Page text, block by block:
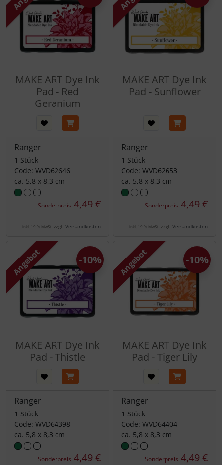
MAKE ART Dye Ink
Pad - Red
Geranium
Ranger
1 Stück
Code: WVD62646
ca. 5,8 x 8,3 cm
Sonderpreis 4,49 €
inkl. 19 % MwSt. zzgl. Versandkosten
MAKE ART Dye Ink
Pad - Sunflower
Ranger
1 Stück
Code: WVD62653
ca. 5,8 x 8,3 cm
Sonderpreis 4,49 €
inkl. 19 % MwSt. zzgl. Versandkosten
Angebot
MAKE ART Dye Ink
Pad - Thistle
Ranger
1 Stück
Code: WVD64398
ca. 5,8 x 8,3 cm
Sonderpreis 4,49 €
-10% Angebot
MAKE ART Dye Ink
Pad - Tiger Lily
Ranger
1 Stück
Code: WVD64404
ca. 5,8 x 8,3 cm
Sonderpreis 4,49 €
-10%